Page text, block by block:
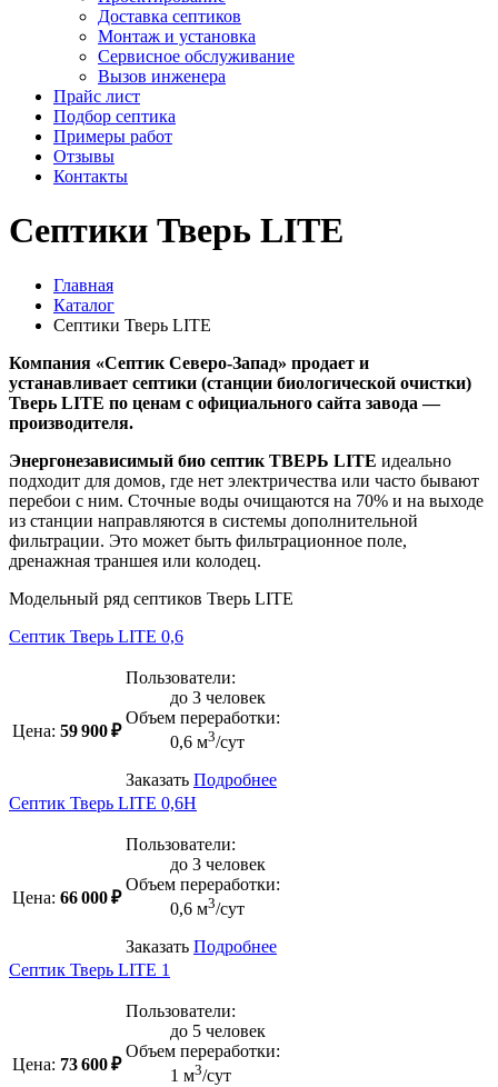
Доставка септиков
Монтаж и установка
Сервисное обслуживание
Вызов инженера
Прайс лист
Подбор септика
Примеры работ
Отзывы
Контакты
Септики Тверь LITE
Главная
Каталог
Септики Тверь LITE
Компания «Септик Северо-Запад» продает и
устанавливает септики (станции биологической очистки)
Тверь LITE по ценам с официального сайта завода —
производителя.
Энергонезависимый био септик ТВЕРЬ LITE идеально
подходит для домов, где нет электричества или часто бывают
перебои с ним. Сточные воды очищаются на 70% и на выходе
из станции направляются в системы дополнительной
фильтрации. Это может быть фильтрационное поле,
дренажная траншея или колодец.
Модельный ряд септиков Тверь LITE
Септик Тверь LITE 0,6
Цена: 59 900 ₽
Пользователи:
до 3 человек
Объем переработки:
0,6 м3/сут
Заказать Подробнее
Септик Тверь LITE 0,6Н
Цена: 66 000 ₽
Пользователи:
до 3 человек
Объем переработки:
0,6 м3/сут
Заказать Подробнее
Септик Тверь LITE 1
Цена: 73 600 ₽
Пользователи:
до 5 человек
Объем переработки:
1 м3/сут